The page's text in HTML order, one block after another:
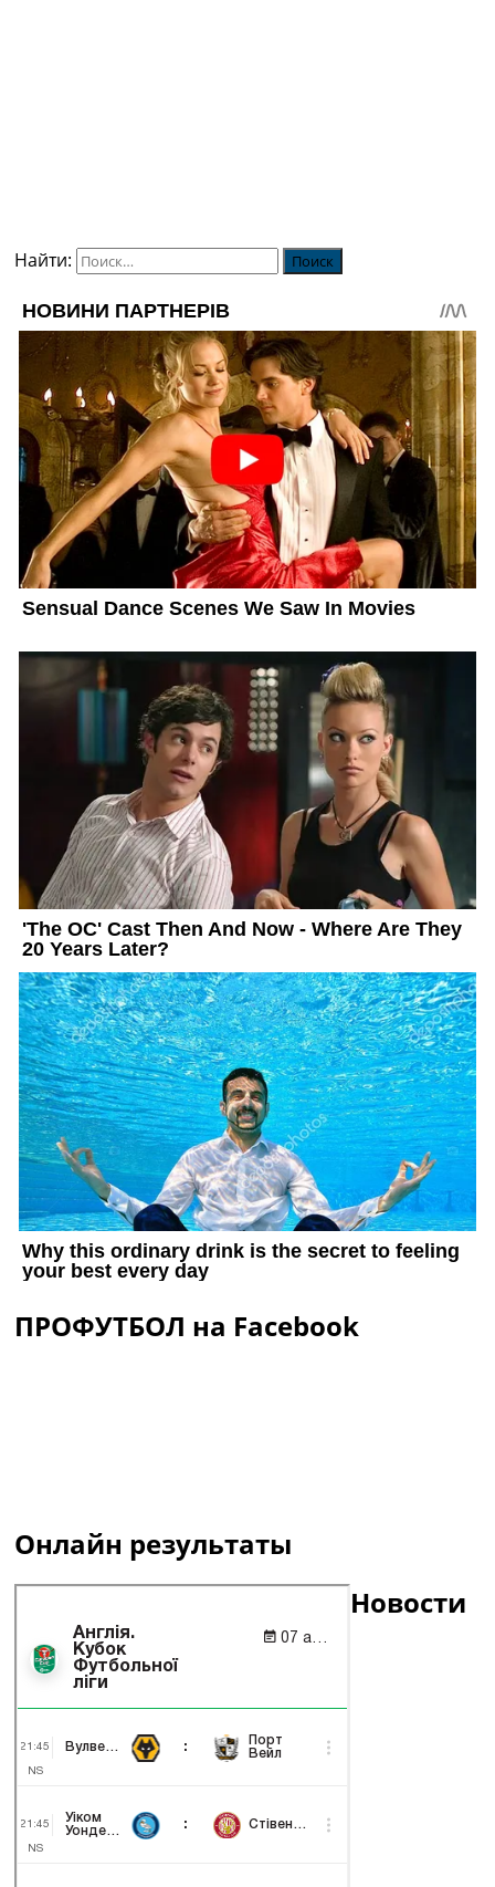
Найти:
ПРОФУТБОЛ на Facebook
Онлайн результаты
Новости